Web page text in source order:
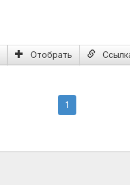
Отобрать
1(current)